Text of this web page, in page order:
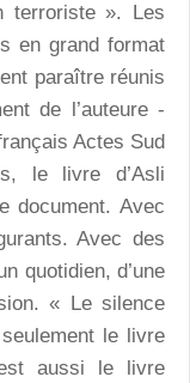
terroriste ». Les
en grand format
paraître réunis
de l’auteure -
Actes Sud
le livre d’Asli
document. Avec
Avec des
quotidien, d’une
« Le silence
le livre
aussi le livre